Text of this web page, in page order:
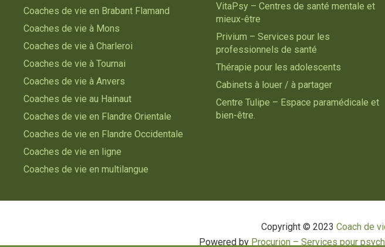
Coaches de vie en Brabant Flamand
Coaches de vie à Mons
Coaches de vie à Charleroi
Coaches de vie à Tournai
Coaches de vie à Anvers
Coaches de vie au Hainaut
Coaches de vie en Flandre Orientale
Coaches de vie en Flandre Occidentale
Coaches de vie en ligne
Coaches de vie en multilangue
VitaPsy – Centres de santé mentale et
mieux-être
Privium – Services pour les
professionnels de santé
Thérapie pour les adolescents
Cabinets à louer / à partager
Centre Tulipe – Espace paramédicale et
bien-être.
Copyright © 2023 Coach de
Powered by Procurion – Services pour